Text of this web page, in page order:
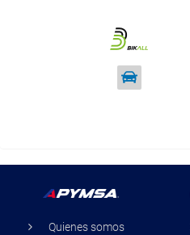
Quienes somos